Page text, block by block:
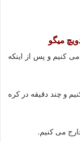
میگو
می کنیم و پس از اینکه
و چند دقیقه در کره